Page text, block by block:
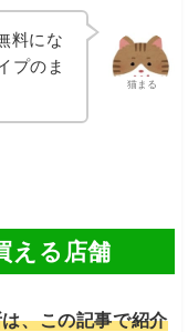
猫まる
料にな
プのま
える店舗
、この記事で紹介